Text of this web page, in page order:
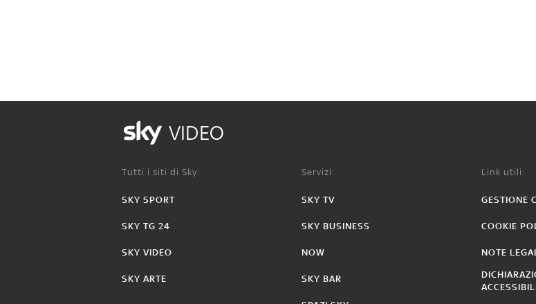
VIDEO
Tutti i siti di Sky:
SKY SPORT
SKY TG 24
SKY VIDEO
SKY ARTE
Servizi:
SKY TV
SKY BUSINESS
NOW
SKY BAR
Link utili:
GESTIONE
COOKIE
NOTE